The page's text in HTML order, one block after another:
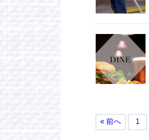
« 前へ 1